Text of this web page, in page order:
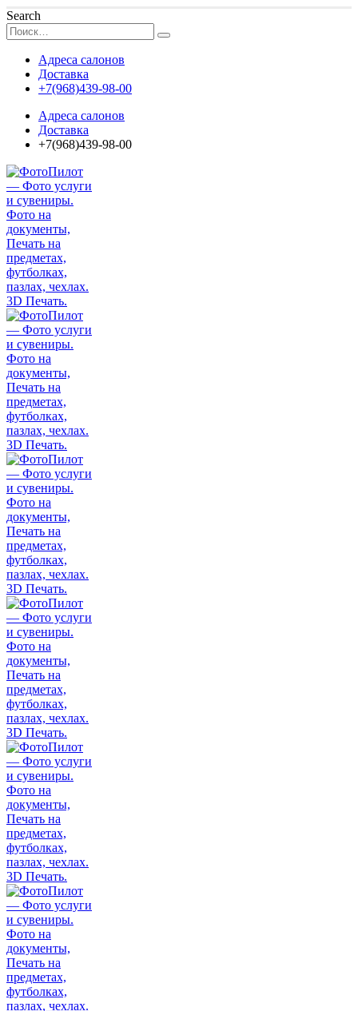
Search
Адреса салонов
Доставка
+7(968)439-98-00
Адреса салонов
Доставка
+7(968)439-98-00